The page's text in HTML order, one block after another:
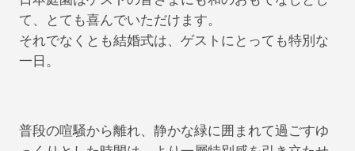
て、とても喜んでいただけます。
それでなくとも結婚式は、ゲストにとっても特別な
一日。
普段の喧騒から離れ、静かな緑に囲まれて過ごすゆ